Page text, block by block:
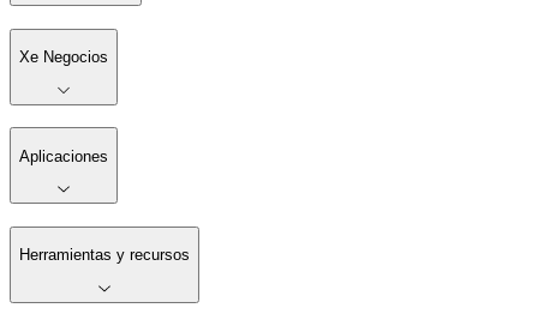
Xe Negocios
Aplicaciones
Herramientas y recursos